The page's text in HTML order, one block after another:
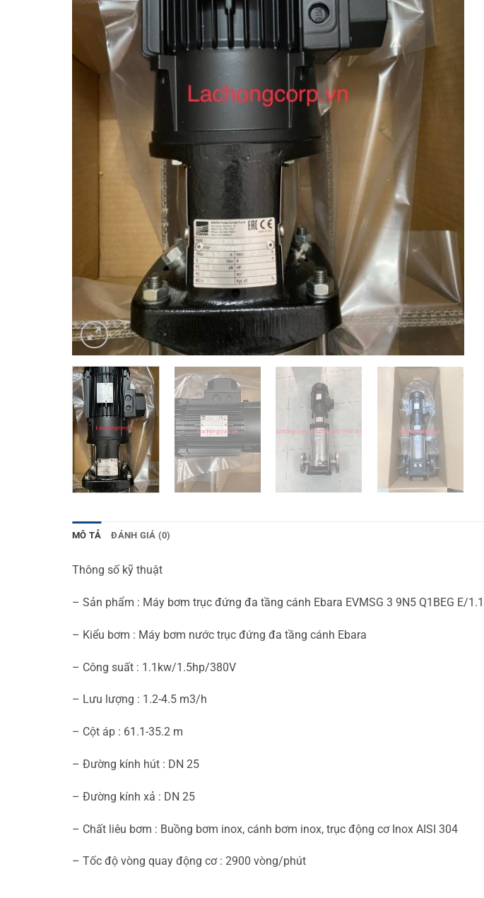
MÔ TẢ ĐÁNH GIÁ (0)
Thông số kỹ thuật
– Sản phẩm : Máy bơm trục đứng đa tầng cánh Ebara EVMSG 3 9N5 Q1BEG E/1.1
– Kiểu bơm : Máy bơm nước trục đứng đa tầng cánh Ebara
– Công suất : 1.1kw/1.5hp/380V
– Lưu lượng : 1.2-4.5 m3/h
– Cột áp : 61.1-35.2 m
– Đường kính hút : DN 25
– Đường kính xả : DN 25
– Chất liêu bơm : Buồng bơm inox, cánh bơm inox, trục động cơ Inox AISI 304
– Tốc độ vòng quay động cơ : 2900 vòng/phút